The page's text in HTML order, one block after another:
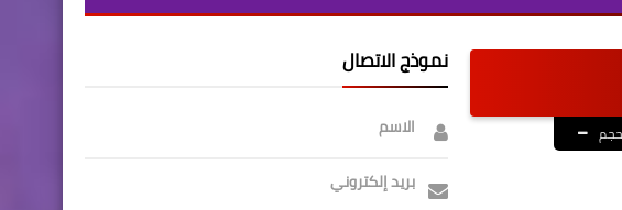
نموذج الاتصال
الاسم
بريد إلكتروني